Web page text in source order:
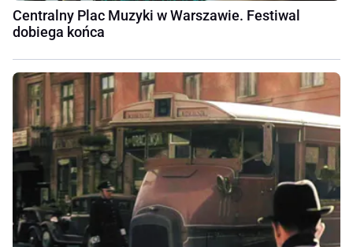
Centralny Plac Muzyki w Warszawie. Festiwal
dobiega końca